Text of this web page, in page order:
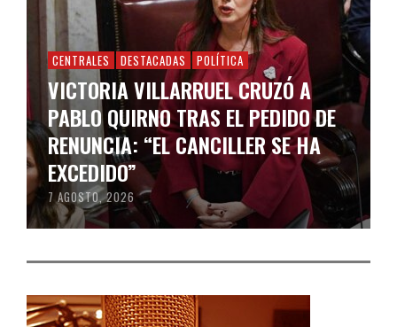
CENTRALES DESTACADAS POLÍTICA
VICTORIA VILLARRUEL CRUZÓ A
PABLO QUIRNO TRAS EL PEDIDO DE
RENUNCIA: “EL CANCILLER SE HA
EXCEDIDO”
7 AGOSTO, 2026